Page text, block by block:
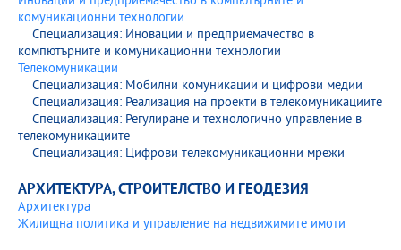
комуникационни технологии
Специализация: Иновации и предприемачество в
компютърните и комуникационни технологии
Телекомуникации
Специализация: Мобилни комуникации и цифрови медии
Специализация: Реализация на проекти в телекомуникациите
Специализация: Регулиране и технологично управление в
телекомуникациите
Специализация: Цифрови телекомуникационни мрежи
АРХИТЕКТУРА, СТРОИТЕЛСТВО И ГЕОДЕЗИЯ
Архитектура
Жилищна политика и управление на недвижимите имоти